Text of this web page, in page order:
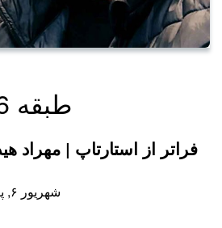
Tabaghe 16 طبقه
فراتر از استارتاپ | مهراد
۱۴۰۴ شهریور ۶, پنجشنبه